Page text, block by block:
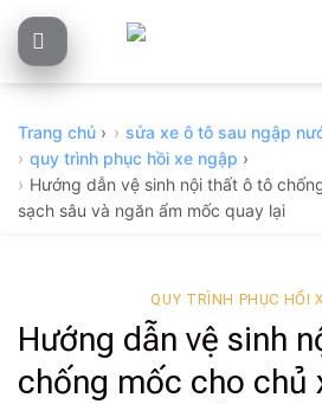
Skip
to
Trang chủ › sửa xe ô tô sau ngập
quy trình phục hồi xe ngập ›
Hướng dẫn vệ sinh nội thất ô tô
sạch sâu và ngăn ẩm mốc quay lại
QUY TRÌNH PHỤC HỒI
Hướng dẫn vệ sinh
chống mốc cho chủ